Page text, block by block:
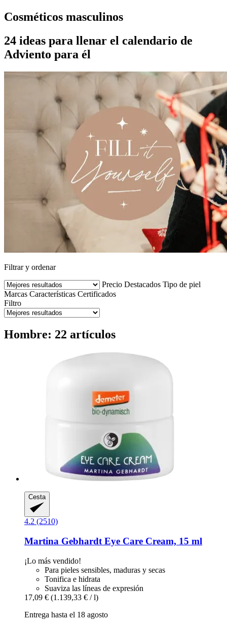
Cosméticos masculinos
24 ideas para llenar el calendario de
Adviento para él
Filtrar y ordenar
Precio Destacados Tipo de piel
Marcas Características Certificados
Filtro
Hombre: 22 artículos
Cesta
4.2 (2510)
Martina Gebhardt Eye Care Cream, 15 ml
¡Lo más vendido!
Para pieles sensibles, maduras y secas
Tonifica e hidrata
Suaviza las líneas de expresión
17,09 € (1.139,33 € / l)
Entrega hasta el 18 agosto